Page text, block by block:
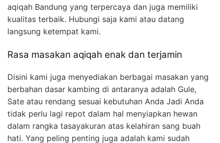
aqiqah Bandung yang terpercaya dan juga memiliki
kualitas terbaik. Hubungi saja kami atau datang
langsung ketempat kami.
Rasa masakan aqiqah enak dan terjamin
Disini kami juga menyediakan berbagai masakan yang
berbahan dasar kambing di antaranya adalah Gule,
Sate atau rendang sesuai kebutuhan Anda Jadi Anda
tidak perlu lagi repot dalam hal menyiapkan hewan
dalam rangka tasayakuran atas kelahiran sang buah
hati. Yang peling penting juga adalah kami sudah